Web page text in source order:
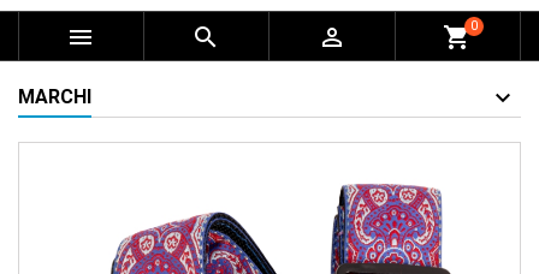
   shopping_cart0
MARCHI